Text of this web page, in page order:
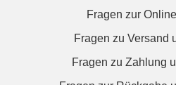
Fragen zur
Fragen zu Versand
Fragen zu Zahlung